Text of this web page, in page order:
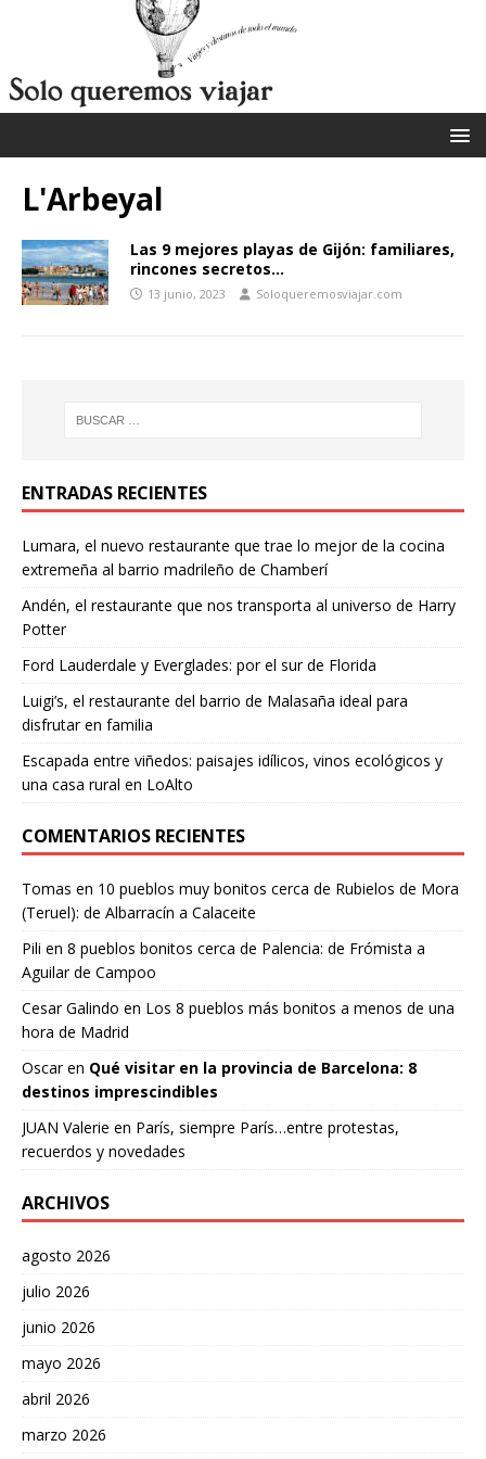
L'Arbeyal
Las 9 mejores playas de Gijón: familiares,
rincones secretos…
13 junio, 2023 Soloqueremosviajar.com
ENTRADAS RECIENTES
Lumara, el nuevo restaurante que trae lo mejor de la cocina
extremeña al barrio madrileño de Chamberí
Andén, el restaurante que nos transporta al universo de Harry
Potter
Ford Lauderdale y Everglades: por el sur de Florida
Luigi’s, el restaurante del barrio de Malasaña ideal para
disfrutar en familia
Escapada entre viñedos: paisajes idílicos, vinos ecológicos y
una casa rural en LoAlto
COMENTARIOS RECIENTES
Tomas en 10 pueblos muy bonitos cerca de Rubielos de Mora
(Teruel): de Albarracín a Calaceite
Pili en 8 pueblos bonitos cerca de Palencia: de Frómista a
Aguilar de Campoo
Cesar Galindo en Los 8 pueblos más bonitos a menos de una
hora de Madrid
Oscaren Qué visitar en la provincia de Barcelona: 8
destinos imprescindibles
JUAN Valerie en París, siempre París…entre protestas,
recuerdos y novedades
ARCHIVOS
agosto 2026
julio 2026
junio 2026
mayo 2026
abril 2026
marzo 2026